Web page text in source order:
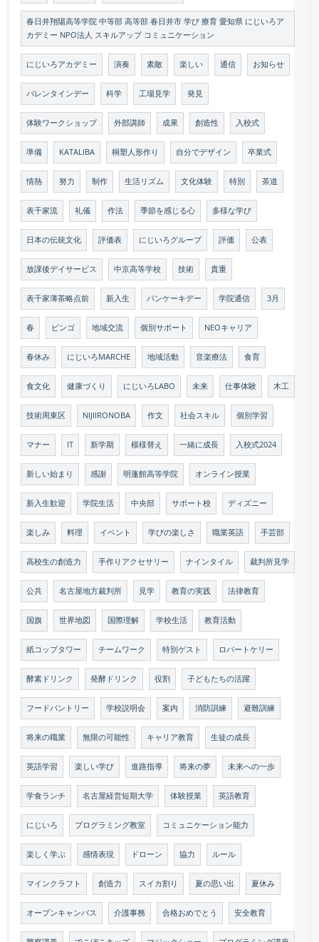
春日井翔陽高等学院 中等部 高等部 春日井市 学び 療育 愛知県 にじいろア
カデミー NPO法人 スキルアップ コミュニケーション
にじいろアカデミー 演奏 素敵 楽しい 通信 お知らせ
バレンタインデー 科学 工場見学 発見
体験ワークショップ 外部講師 成果 創造性 入校式
準備 KATALIBA 桐塑人形作り 自分でデザイン 卒業式
情熱 努力 制作 生活リズム 文化体験 特別 茶道
表千家流 礼儀 作法 季節を感じる心 多様な学び
日本の伝統文化 評価表 にじいろグループ 評価 公表
放課後デイサービス 中京高等学校 技術 貴重
表千家薄茶略点前 新入生 パンケーキデー 学院通信 3月
春 ビンゴ 地域交流 個別サポート NEOキャリア
春休み にじいろMARCHE 地域活動 音楽療法 食育
食文化 健康づくり にじいろLABO 未来 仕事体験 木工
技術周東区 NIJIIRONOBA 作文 社会スキル 個別学習
マナー IT 新学期 模様替え 一緒に成長 入校式2024
新しい始まり 感謝 明蓬館高等学院 オンライン授業
新入生歓迎 学院生活 中央部 サポート校 ディズニー
楽しみ 料理 イベント 学びの楽しさ 職業英語 手芸部
高校生の創造力 手作りアクセサリー ナインタイル 裁判所見学
公共 名古屋地方裁判所 見学 教育の実践 法律教育
国旗 世界地図 国際理解 学校生活 教育活動
紙コップタワー チームワーク 特別ゲスト ロバートケリー
酵素ドリンク 発酵ドリンク 役割 子どもたちの活躍
フードパントリー 学校説明会 案内 消防訓練 避難訓練
将来の職業 無限の可能性 キャリア教育 生徒の成長
英語学習 楽しい学び 進路指導 将来の夢 未来への一歩
学食ランチ 名古屋経営短期大学 体験授業 英語教育
にじいろ プログラミング教室 コミュニケーション能力
楽しく学ぶ 感情表現 ドローン 協力 ルール
マインクラフト 創造力 スイカ割り 夏の思い出 夏休み
オープンキャンパス 介護事務 合格おめでとう 安全教育